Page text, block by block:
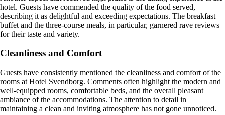
hotel. Guests have commended the quality of the food served,
describing it as delightful and exceeding expectations. The breakfast
buffet and the three-course meals, in particular, garnered rave reviews
for their taste and variety.
Cleanliness and Comfort
Guests have consistently mentioned the cleanliness and comfort of the
rooms at Hotel Svendborg. Comments often highlight the modern and
well-equipped rooms, comfortable beds, and the overall pleasant
ambiance of the accommodations. The attention to detail in
maintaining a clean and inviting atmosphere has not gone unnoticed.